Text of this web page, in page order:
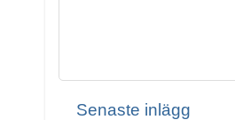
Senaste inlägg